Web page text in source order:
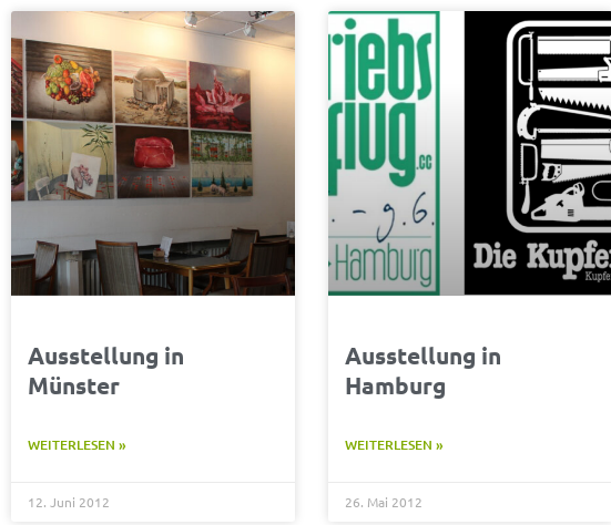
Ausstellung in
Münster
WEITERLESEN »
12. Juni 2012
Ausstellung in
Hamburg
WEITERLESEN »
26. Mai 2012